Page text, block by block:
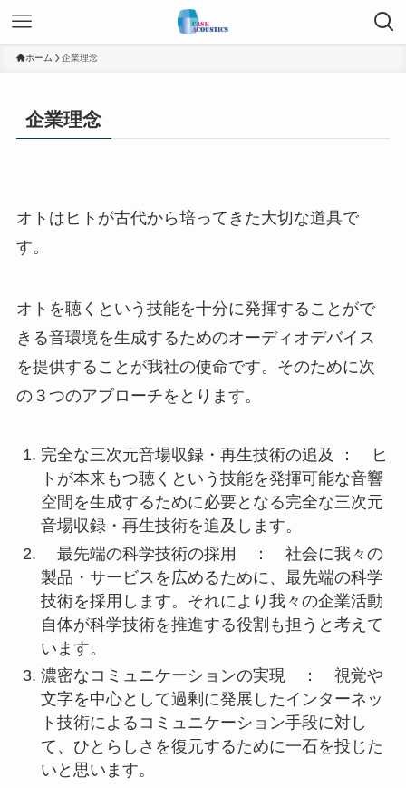
ホーム 企業理念
企業理念
オトはヒトが古代から培ってきた大切な道具で
す。
オトを聴くという技能を十分に発揮することがで
きる音環境を生成するためのオーディオデバイス
を提供することが我社の使命です。そのために次
の３つのアプローチをとります。
完全な三次元音場収録・再生技術の追及 ： ヒ
トが本来もつ聴くという技能を発揮可能な音響
空間を生成するために必要となる完全な三次元
音場収録・再生技術を追及します。
最先端の科学技術の採用 ： 社会に我々の
製品・サービスを広めるために、最先端の科学
技術を採用します。それにより我々の企業活動
自体が科学技術を推進する役割も担うと考えて
います。
濃密なコミュニケーションの実現 ： 視覚や
文字を中心として過剰に発展したインターネッ
ト技術によるコミュニケーション手段に対し
て、ひとらしさを復元するために一石を投じた
いと思います。